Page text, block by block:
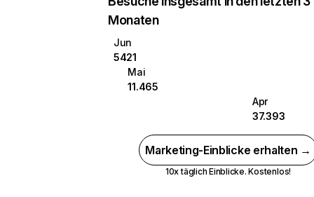
Monaten
Jun
5421
Mai
11.465
Apr
37.393
Marketing-Einblicke erhalten →
10x täglich Einblicke. Kostenlos!